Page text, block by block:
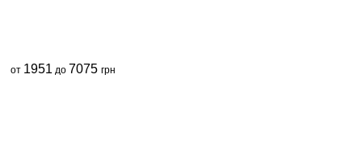
от 1951 до 7075 грн